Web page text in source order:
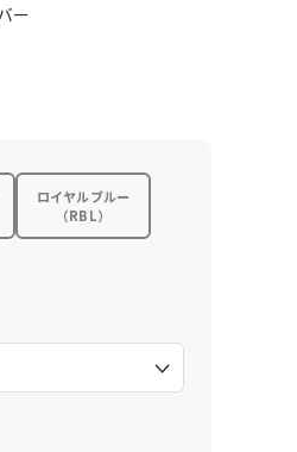
ー
ロイヤルブルー
（RBL）